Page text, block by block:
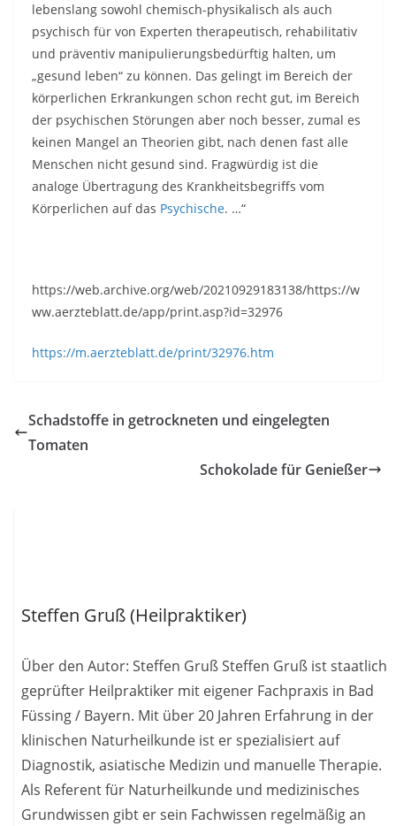
lebenslang sowohl chemisch-physikalisch als auch
psychisch für von Experten therapeutisch, rehabilitativ
und präventiv manipulierungsbedürftig halten, um
„gesund leben“ zu können. Das gelingt im Bereich der
körperlichen Erkrankungen schon recht gut, im Bereich
der psychischen Störungen aber noch besser, zumal es
keinen Mangel an Theorien gibt, nach denen fast alle
Menschen nicht gesund sind. Fragwürdig ist die
analoge Übertragung des Krankheitsbegriffs vom
Körperlichen auf das Psychische. …“
https://web.archive.org/web/20210929183138/https://w
ww.aerzteblatt.de/app/print.asp?id=32976
https://m.aerzteblatt.de/print/32976.htm
Schadstoffe in getrockneten und eingelegten
Tomaten
Schokolade für Genießer
Steffen Gruß (Heilpraktiker)
Über den Autor: Steffen Gruß Steffen Gruß ist staatlich
geprüfter Heilpraktiker mit eigener Fachpraxis in Bad
Füssing / Bayern. Mit über 20 Jahren Erfahrung in der
klinischen Naturheilkunde ist er spezialisiert auf
Diagnostik, asiatische Medizin und manuelle Therapie.
Als Referent für Naturheilkunde und medizinisches
Grundwissen gibt er sein Fachwissen regelmäßig an